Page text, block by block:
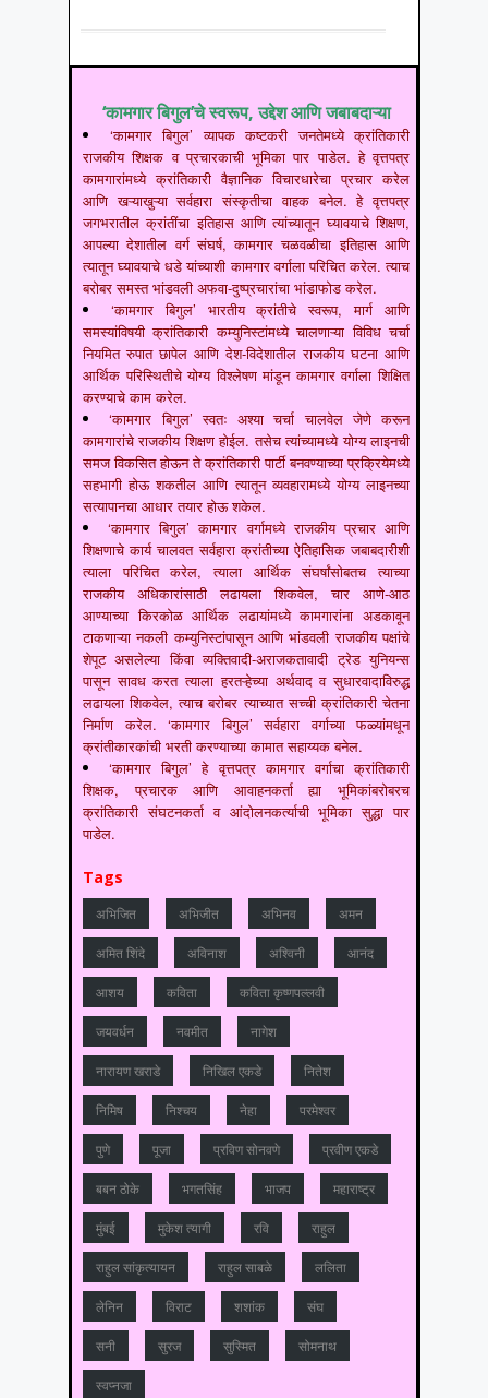
‘कामगार बिगुल’चे स्वरूप, उद्देश आणि जबाबदाऱ्या
‘कामगार बिगुल’ व्यापक कष्टकरी जनतेमध्ये क्रांतिकारी
राजकीय शिक्षक व प्रचारकाची भूमिका पार पाडेल. हे वृत्तपत्र
कामगारांमध्ये क्रांतिकारी वैज्ञानिक विचारधारेचा प्रचार करेल
आणि खऱ्याखुऱ्या सर्वहारा संस्कृतीचा वाहक बनेल. हे वृत्तपत्र
जगभरातील क्रांतींचा इतिहास आणि त्यांच्यातून घ्यावयाचे शिक्षण,
आपल्या देशातील वर्ग संघर्ष, कामगार चळवळीचा इतिहास आणि
त्यातून घ्यावयाचे धडे यांच्याशी कामगार वर्गाला परिचित करेल. त्याच
बरोबर समस्त भांडवली अफवा-दुष्प्रचारांचा भांडाफोड करेल.
‘कामगार बिगुल’ भारतीय क्रांतीचे स्वरूप, मार्ग आणि
समस्यांविषयी क्रांतिकारी कम्युनिस्टांमध्ये चालणाऱ्या विविध चर्चा
नियमित रुपात छापेल आणि देश-विदेशातील राजकीय घटना आणि
आर्थिक परिस्थितीचे योग्य विश्लेषण मांडून कामगार वर्गाला शिक्षित
करण्याचे काम करेल.
‘कामगार बिगुल’ स्वतः अश्या चर्चा चालवेल जेणे करून
कामगारांचे राजकीय शिक्षण होईल. तसेच त्यांच्यामध्ये योग्य लाइनची
समज विकसित होऊन ते क्रांतिकारी पार्टी बनवण्याच्या प्रक्रियेमध्ये
सहभागी होऊ शकतील आणि त्यातून व्यवहारामध्ये योग्य लाइनच्या
सत्यापानचा आधार तयार होऊ शकेल.
‘कामगार बिगुल’ कामगार वर्गामध्ये राजकीय प्रचार आणि
शिक्षणाचे कार्य चालवत सर्वहारा क्रांतीच्या ऐतिहासिक जबाबदारीशी
त्याला परिचित करेल, त्याला आर्थिक संघर्षांसोबतच त्याच्या
राजकीय अधिकारांसाठी लढायला शिकवेल, चार आणे-आठ
आण्याच्या किरकोळ आर्थिक लढायांमध्ये कामगारांना अडकावून
टाकणाऱ्या नकली कम्युनिस्टांपासून आणि भांडवली राजकीय पक्षांचे
शेपूट असलेल्या किंवा व्यक्तिवादी-अराजकतावादी ट्रेड युनियन्स
पासून सावध करत त्याला हरतऱ्हेच्या अर्थवाद व सुधारवादाविरुद्ध
लढायला शिकवेल, त्याच बरोबर त्याच्यात सच्ची क्रांतिकारी चेतना
निर्माण करेल. ‘कामगार बिगुल’ सर्वहारा वर्गाच्या फळ्यांमधून
क्रांतीकारकांची भरती करण्याच्या कामात सहाय्यक बनेल.
‘कामगार बिगुल’ हे वृत्तपत्र कामगार वर्गाचा क्रांतिकारी
शिक्षक, प्रचारक आणि आवाहनकर्ता ह्या भूमिकांबरोबरच
क्रांतिकारी संघटनकर्ता व आंदोलनकर्त्याची भूमिका सुद्धा पार
पाडेल.
Tags
अभिजित अभिजीत अभिनव अमन
अमित शिंदे अविनाश अश्विनी आनंद
आशय कविता कविता कृष्णपल्लवी
जयवर्धन नवमीत नागेश
नारायण खराडे निखिल एकडे नितेश
निमिष निश्चय नेहा परमेश्वर
पुणे पूजा प्रविण सोनवणे प्रवीण एकडे
बबन ठोके भगतसिंह भाजप महाराष्‍ट्र
मुंबई मुकेश त्‍यागी रवि राहुल
राहुल सांकृत्यायन राहुल साबळे ललिता
लेनिन विराट शशांक संघ
सनी सुरज सुस्मित सोमनाथ
स्वप्नजा